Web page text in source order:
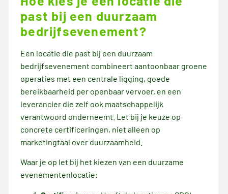
past bij een duurzaam
bedrijfsevenement?
Een locatie die past bij een duurzaam
bedrijfsevenement combineert aantoonbaar groene
operaties met een centrale ligging, goede
bereikbaarheid per openbaar vervoer, en een
leverancier die zelf ook maatschappelijk
verantwoord onderneemt. Let bij je keuze op
concrete certificeringen, niet alleen op
marketingtaal over duurzaamheid.
Waar je op let bij het kiezen van een duurzame
evenementenlocatie: